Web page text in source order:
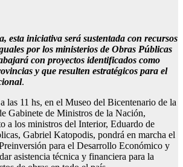
esta iniciativa será sustentada con recursos
por los ministerios de Obras Públicas
con proyectos identificados como
y que resulten estratégicos para el
.
las 11 hs, en el Museo del Bicentenario de la
Gabinete de Ministros de la Nación,
a los ministros del Interior, Eduardo de
Gabriel Katopodis, pondrá en marcha el
para el Desarrollo Económico y
asistencia técnica y financiera para la